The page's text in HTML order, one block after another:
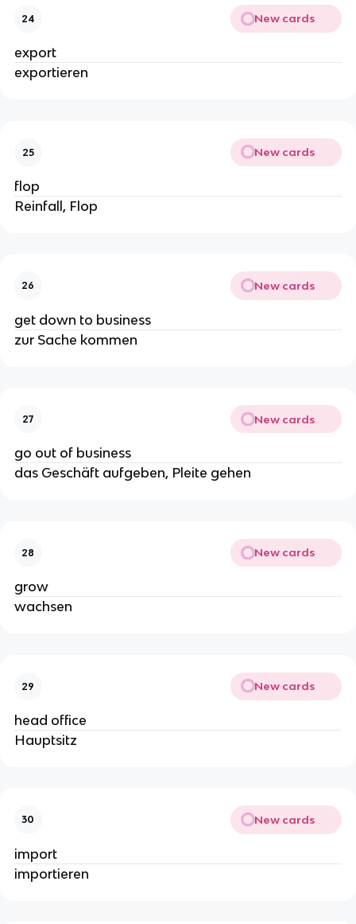
24 New cards
export
exportieren
25 New cards
flop
Reinfall, Flop
26 New cards
get down to business
zur Sache kommen
27 New cards
go out of business
das Geschäft aufgeben, Pleite gehen
28 New cards
grow
wachsen
29 New cards
head office
Hauptsitz
30 New cards
import
importieren